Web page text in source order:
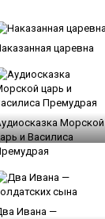
царевна
Морской
и Василиса
Ивана —